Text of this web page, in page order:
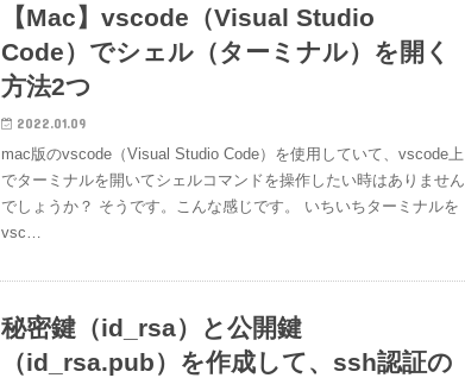
【Mac】vscode（Visual Studio
Code）でシェル（ターミナル）を開く
方法2つ
2022.01.09
mac版のvscode（Visual Studio Code）を使用していて、vscode上
でターミナルを開いてシェルコマンドを操作したい時はありません
でしょうか？ そうです。こんな感じです。 いちいちターミナルを
vsc…
秘密鍵（id_rsa）と公開鍵
（id_rsa.pub）を作成して、ssh認証の